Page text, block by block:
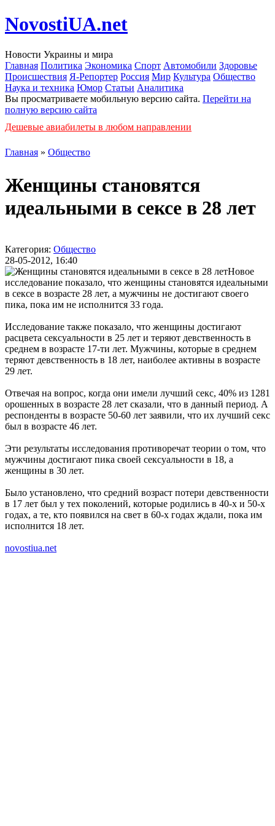
NovostiUA.net
Новости Украины и мира
Главная Политика Экономика Спорт Автомобили Здоровье
Происшествия Я-Репортер Россия Мир Культура Общество
Наука и техника Юмор Статьи Аналитика
Вы просматриваете мобильную версию сайта. Перейти на
полную версию сайта
Дешевые авиабилеты в любом направлении
Главная » Общество
Женщины становятся
идеальными в сексе в 28 лет
Категория: Общество
28-05-2012, 16:40
Новое
исследование показало, что женщины становятся идеальными
в сексе в возрасте 28 лет, а мужчины не достигают своего
пика, пока им не исполнится 33 года.
Исследование также показало, что женщины достигают
расцвета сексуальности в 25 лет и теряют девственность в
среднем в возрасте 17-ти лет. Мужчины, которые в среднем
теряют девственность в 18 лет, наиболее активны в возрасте
29 лет.
Отвечая на вопрос, когда они имели лучший секс, 40% из 1281
орошенных в возрасте 28 лет сказали, что в данный период. А
респонденты в возрасте 50-60 лет заявили, что их лучший секс
был в возрасте 46 лет.
Эти результаты исследования противоречат теории о том, что
мужчины достигают пика своей сексуальности в 18, а
женщины в 30 лет.
Было установлено, что средний возраст потери девственности
в 17 лет был у тех поколений, которые родились в 40-х и 50-х
годах, а те, кто появился на свет в 60-х годах ждали, пока им
исполнится 18 лет.
novostiua.net